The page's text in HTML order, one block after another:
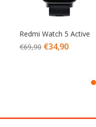
Redmi Watch 5 Active
€69,90 €34,90